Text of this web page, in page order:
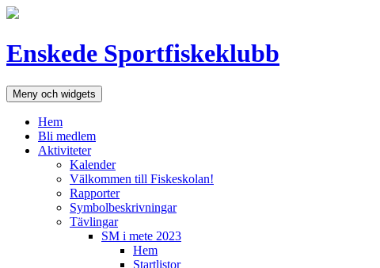
Hoppa
Enskede Sportfiskeklubb
Meny och widgets
Hem
Bli medlem
Aktiviteter
Kalender
Välkommen till Fiskeskolan!
Rapporter
Symbolbeskrivningar
Tävlingar
SM i mete 2023
Hem
Startlistor